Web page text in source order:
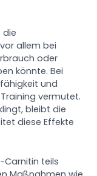
die
allem bei
oder
könnte. Bei
und
vermutet.
bleibt die
diese Effekte
Carnitin teils